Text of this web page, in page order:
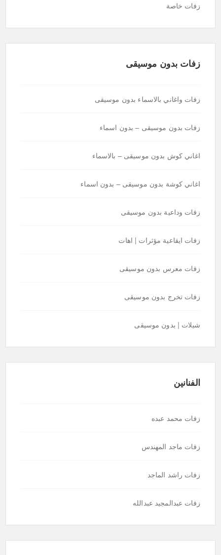
زفات خاصة
زفات بدون موسيقى
زفات واغاني بالاسماء بدون موسيقى
زفات بدون موسيقى – بدون اسماء
اغاني كوش بدون موسيقى – بالاسماء
اغاني كوشة بدون موسيقى – بدون اسماء
زفات وداعية بدون موسيقى
زفات ايقاعية مؤثرات | اهات
زفات معرس بدون موسيقى
زفات تخرج بدون موسيقى
شيلات | بدون موسيقى
الفنانين
زفات محمد عبده
زفات ماجد المهندس
زفات راشد الماجد
زفات عبدالمجيد عبدالله